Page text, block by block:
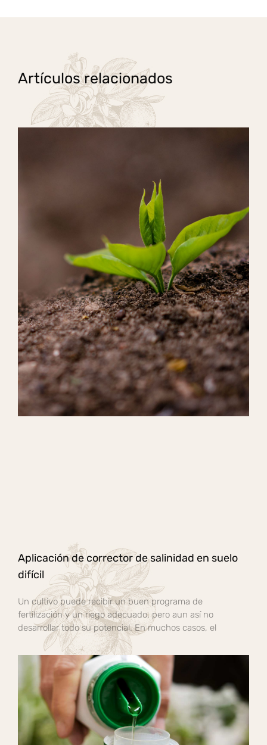
Artículos relacionados
Aplicación de corrector de salinidad en suelo
difícil
Un cultivo puede recibir un buen programa de
fertilización y un riego adecuado, pero aun así no
desarrollar todo su potencial. En muchos casos, el